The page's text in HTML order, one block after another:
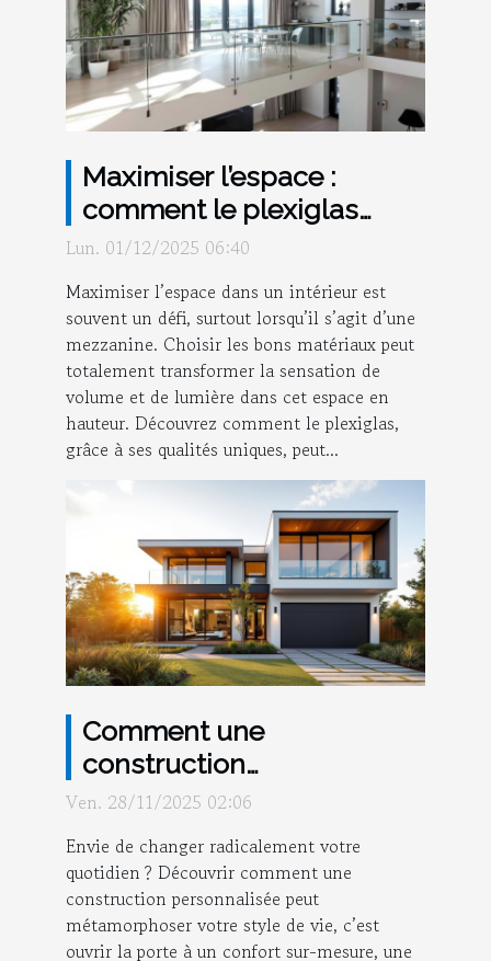
Maximiser l’espace :
comment le plexiglas
transforme votre
mezzanine ?
Lun. 01/12/2025 06:40
Maximiser l’espace dans un intérieur est
souvent un défi, surtout lorsqu’il s’agit d’une
mezzanine. Choisir les bons matériaux peut
totalement transformer la sensation de
volume et de lumière dans cet espace en
hauteur. Découvrez comment le plexiglas,
grâce à ses qualités uniques, peut...
Comment une
construction
personnalisée peut
vie ?
Ven. 28/11/2025 02:06
Envie de changer radicalement votre
quotidien ? Découvrir comment une
construction personnalisée peut
métamorphoser votre style de vie, c’est
ouvrir la porte à un confort sur-mesure, une